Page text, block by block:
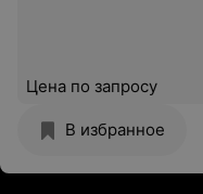
Цена по запросу
В избранное